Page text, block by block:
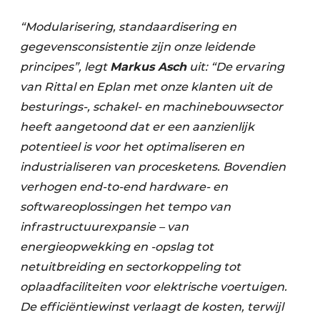
“Modularisering, standaardisering en
gegevensconsistentie zijn onze leidende
principes”, legt Markus Aschuit: “De ervaring
van Rittal en Eplan met onze klanten uit de
besturings-, schakel- en machinebouwsector
heeft aangetoond dat er een aanzienlijk
potentieel is voor het optimaliseren en
industrialiseren van procesketens. Bovendien
verhogen end-to-end hardware- en
softwareoplossingen het tempo van
infrastructuurexpansie – van
energieopwekking en -opslag tot
netuitbreiding en sectorkoppeling tot
oplaadfaciliteiten voor elektrische voertuigen.
De efficiëntiewinst verlaagt de kosten, terwijl